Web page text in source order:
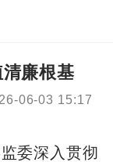
廉根基
06-03 15:17
委深入贯彻